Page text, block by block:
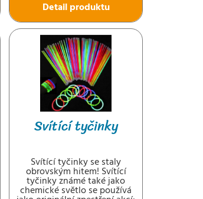
Detail produktu
Svítící tyčinky
Svítící tyčinky se staly
obrovským hitem! Svítící
tyčinky známé také jako
chemické světlo se používá